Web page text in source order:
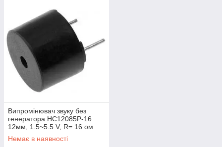
Випромінювач звуку без
генератора HC12085P-16
12мм, 1.5~5.5 V, R= 16 ом
електромагнітний пасивний
бузз
Немає в наявності